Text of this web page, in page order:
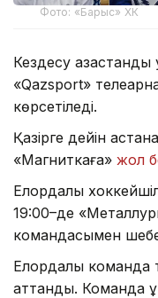
Фото: «Барыс» ХК
Кездесу
«Qazsport»
көрсетіледі.
Қазірге дейін
«Магниткаға» жол
Елордалық
19:00–де
командасымен
Елордалық команда
аттанды. Команда